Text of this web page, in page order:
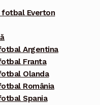
fotbal Everton
Argentina
Franta
Olanda
România
Spania